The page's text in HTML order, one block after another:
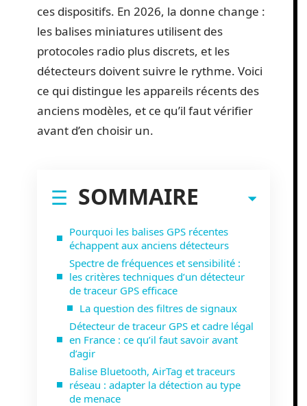
ces dispositifs. En 2026, la donne change :
les balises miniatures utilisent des
protocoles radio plus discrets, et les
détecteurs doivent suivre le rythme. Voici
ce qui distingue les appareils récents des
anciens modèles, et ce qu’il faut vérifier
avant d’en choisir un.
SOMMAIRE
Pourquoi les balises GPS récentes
échappent aux anciens détecteurs
Spectre de fréquences et sensibilité :
les critères techniques d’un détecteur
de traceur GPS efficace
La question des filtres de signaux
Détecteur de traceur GPS et cadre légal
en France : ce qu’il faut savoir avant
d’agir
Balise Bluetooth, AirTag et traceurs
réseau : adapter la détection au type
de menace